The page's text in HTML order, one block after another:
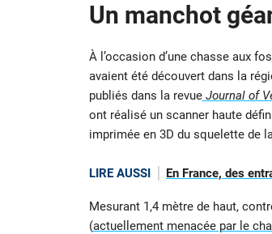
Un manchot
À l’occasion d’une chasse aux
avaient été découvert dans la
publiés dans la revue Journal of
ont réalisé un scanner haute
imprimée en 3D du squelette de
LIRE AUSSI En France, des
Mesurant 1,4 mètre de haut,
(actuellement menacée par le